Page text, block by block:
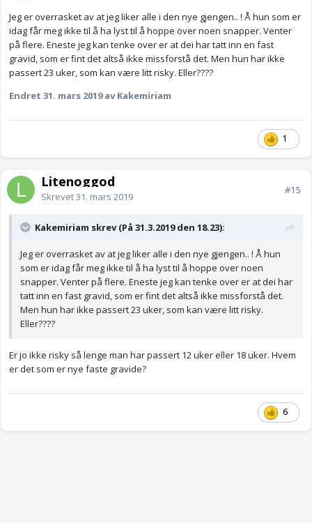
Jeg er overrasket av at jeg liker alle i den nye gjengen.. ! Å hun som er
idag får meg ikke til å ha lyst til å hoppe over noen snapper. Venter
på flere. Eneste jeg kan tenke over er at dei har tatt inn en fast
gravid, som er fint det altså ikke missforstå det. Men hun har ikke
passert 23 uker, som kan være litt risky. Eller????
Endret 31. mars 2019av Kakemiriam
1
Litenoggod
Skrevet31. mars 2019
#15
Kakemiriam skrev (På 31.3.2019 den 18.23):
Jeg er overrasket av at jeg liker alle i den nye gjengen.. ! Å hun
som er idag får meg ikke til å ha lyst til å hoppe over noen
snapper. Venter på flere. Eneste jeg kan tenke over er at dei har
tatt inn en fast gravid, som er fint det altså ikke missforstå det.
Men hun har ikke passert 23 uker, som kan være litt risky.
Eller????
Er jo ikke risky så lenge man har passert 12 uker eller 18 uker. Hvem
er det som er nye faste gravide?
6